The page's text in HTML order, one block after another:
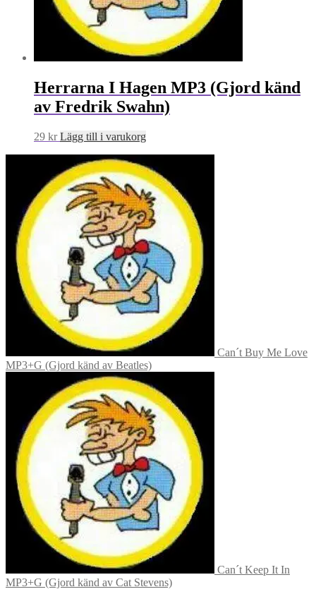
Herrarna I Hagen MP3 (Gjord känd
av Fredrik Swahn)
29 kr Lägg till i varukorg
Can´t Buy Me Love
MP3+G (Gjord känd av Beatles)
Can´t Keep It In
MP3+G (Gjord känd av Cat Stevens)